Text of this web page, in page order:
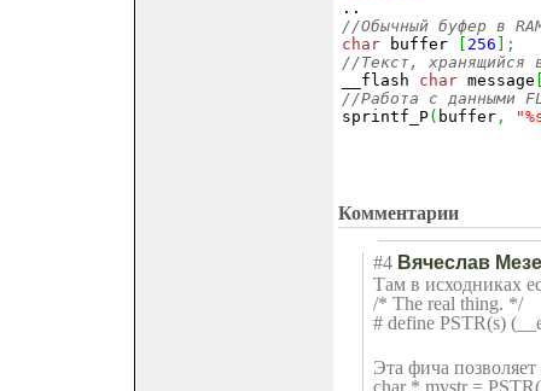
//Обычный буфер в
char buffer 256
;
//Текст, хранящийся
__flash char message
//Работа с данными
sprintf_P( buffer ,
Комментарии
#4 Вячеслав
Там в исходниках
/* The real thing. */
# define PSTR(s)
Эта фича